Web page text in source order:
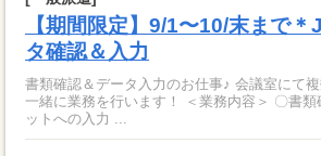
【期間限定】9/1〜10/末まで
タ確認＆入力
書類確認＆データ入力のお仕事♪ 会議室にて
一緒に業務を行います！ ＜業務内容＞ 〇書類確認 〇Excelフォーマ
ットへの入力 ...